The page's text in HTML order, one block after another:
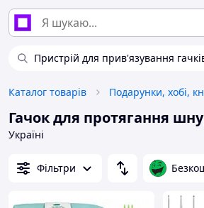
Пристрій для прив'язування
Каталог товарів Подарунки, хобі,
Гачок для протягання
Україні
Фільтри